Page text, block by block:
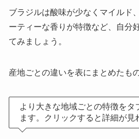
ブラジルは酸味が少なくマイルド
ーティーな香りが特徴など、自分
てみましょう。
産地ごとの違いを表にまとめたも
より大きな地域ごとの特徴をタ
ます。クリックすると詳細が見